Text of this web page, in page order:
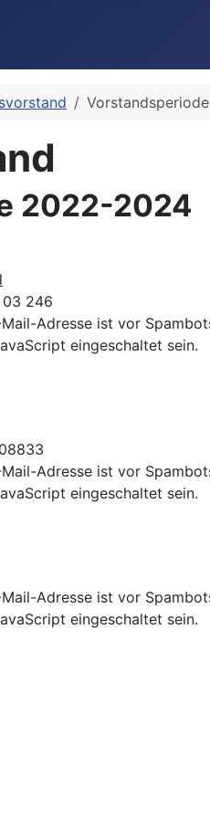
2022-2024
246
Adresse ist vor
eingeschaltet sein.
Adresse ist vor
eingeschaltet sein.
Adresse ist vor
eingeschaltet sein.